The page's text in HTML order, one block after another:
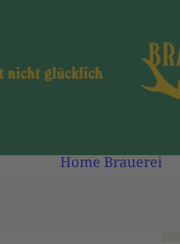
Home Brauerei